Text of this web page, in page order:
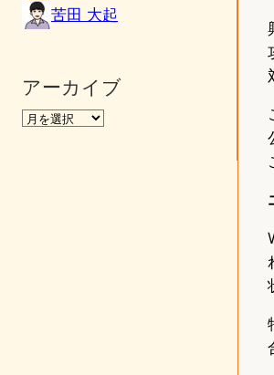
苦田 大起
アーカイブ